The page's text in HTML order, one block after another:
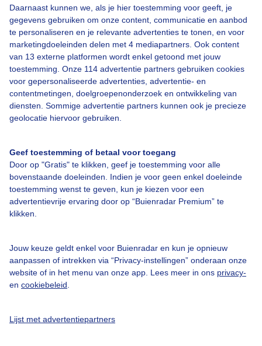
Daarnaast kunnen we, als je hier toestemming voor geeft, je
gegevens gebruiken om onze content, communicatie en aanbod
te personaliseren en je relevante advertenties te tonen, en voor
marketingdoeleinden delen met 4 mediapartners. Ook content
van 13 externe platformen wordt enkel getoond met jouw
toestemming. Onze 114 advertentie partners gebruiken cookies
voor gepersonaliseerde advertenties, advertentie- en
contentmetingen, doelgroepenonderzoek en ontwikkeling van
diensten. Sommige advertentie partners kunnen ook je precieze
geolocatie hiervoor gebruiken.
Geef toestemming of betaal voor toegang
Door op "Gratis" te klikken, geef je toestemming voor alle
bovenstaande doeleinden. Indien je voor geen enkel doeleinde
toestemming wenst te geven, kun je kiezen voor een
advertentievrije ervaring door op “Buienradar Premium” te
klikken.
Jouw keuze geldt enkel voor Buienradar en kun je opnieuw
aanpassen of intrekken via “Privacy-instellingen” onderaan onze
website of in het menu van onze app. Lees meer in ons privacy-
en cookiebeleid
Lijst met advertentiepartners
Een moment geduld aub...
Over Buienradar
Contact
Toegankelijkheid
Gebruikersvoorwaarden
Buienradar Team
Privacy beleid
Cookie beleid
Gratis weerdata